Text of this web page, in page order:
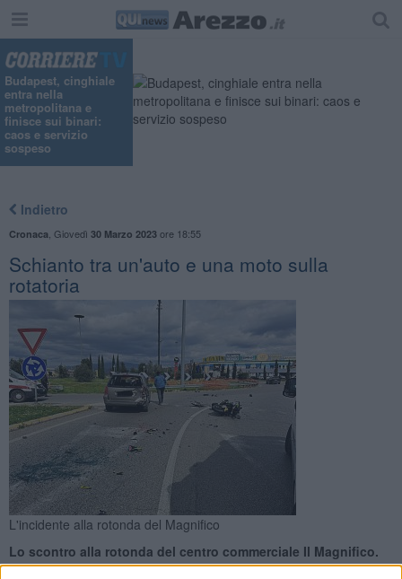
Budapest, cinghiale
entra nella
metropolitana e
finisce sui binari:
caos e servizio
sospeso
Indietro
Cronaca Giovedì 30 Marzo 2023ore 18:55
Schianto tra un'auto e una moto sulla
rotatoria
L'incidente alla rotonda del Magnifico
Lo scontro alla rotonda del centro commerciale Il Magnifico.
Sul posto soccorsi sanitari e polizia municipale. Circolazione